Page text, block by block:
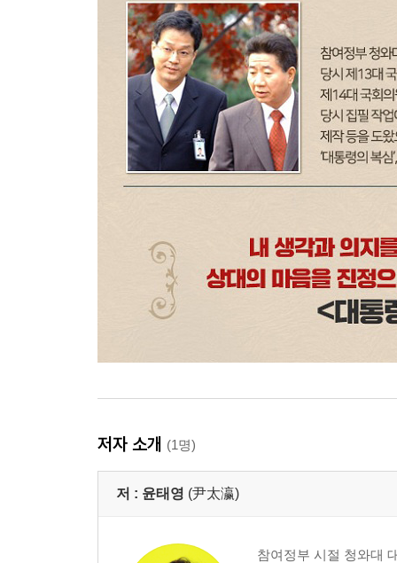
저자 소개 (1명)
저 : 윤태영 (尹太瀛)
참여정부 시절 청와대